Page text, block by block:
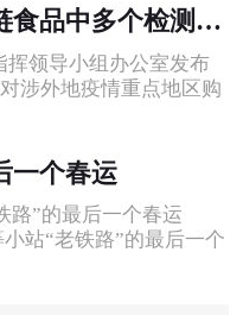
济南维尔康市场封存冷链食品中多个检测样本初筛阳性
领导小组办公室发布
涉外地疫情重点地区购
一个春运
路”的最后一个春运
站“老铁路”的最后一个